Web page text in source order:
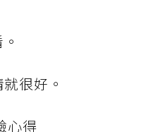
很好。
心得